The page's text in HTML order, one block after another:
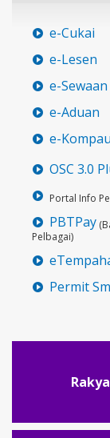
e-Cukai
e-Lesen
e-Sewaan
e-Aduan
e-
OSC 3.0
Portal Info
PBTPay
Pelbagai)
Permit